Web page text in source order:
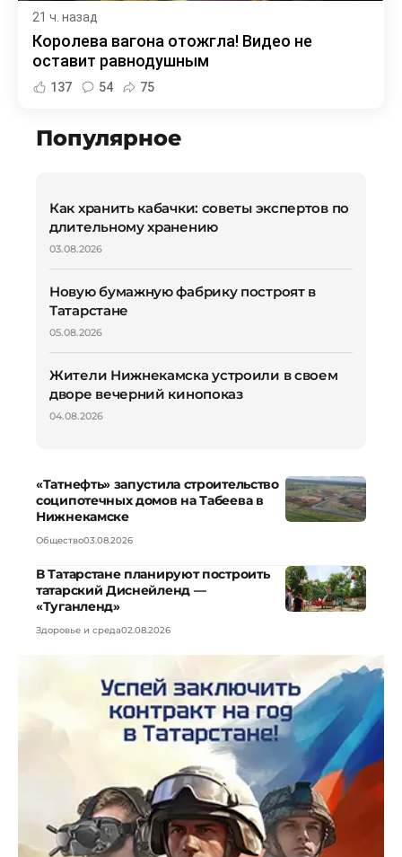
21 ч. назад
Королева вагона отожгла! Видео не
оставит равнодушным
137 54 75
Популярное
Как хранить кабачки: советы экспертов по
длительному хранению
03.08.2026
Новую бумажную фабрику построят в
Татарстане
05.08.2026
Жители Нижнекамска устроили в своем
дворе вечерний кинопоказ
04.08.2026
«Татнефть» запустила строительство
соципотечных домов на Табеева в
Нижнекамске
Общество03.08.2026
В Татарстане планируют построить
татарский Диснейленд —
«Туганленд»
Здоровье и среда02.08.2026